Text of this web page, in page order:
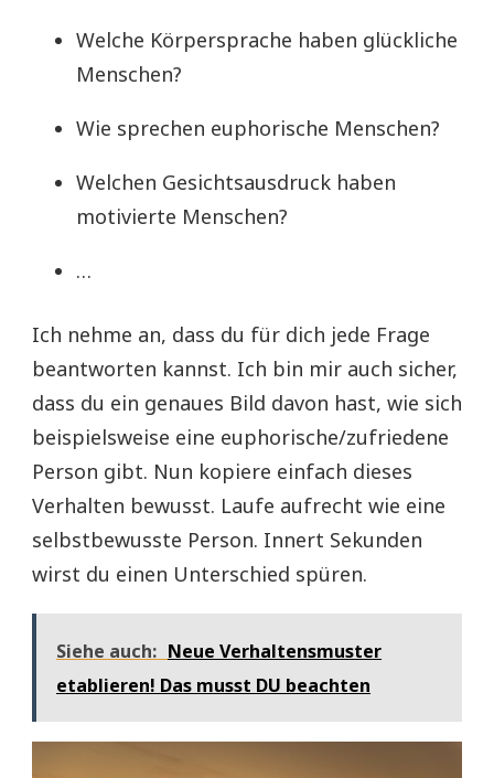
Welche Körpersprache haben glückliche
Menschen?
Wie sprechen euphorische Menschen?
Welchen Gesichtsausdruck haben
motivierte Menschen?
…
Ich nehme an, dass du für dich jede Frage
beantworten kannst. Ich bin mir auch sicher,
dass du ein genaues Bild davon hast, wie sich
beispielsweise eine euphorische/zufriedene
Person gibt. Nun kopiere einfach dieses
Verhalten bewusst. Laufe aufrecht wie eine
selbstbewusste Person. Innert Sekunden
wirst du einen Unterschied spüren.
Siehe auch: Neue Verhaltensmuster
etablieren! Das musst DU beachten